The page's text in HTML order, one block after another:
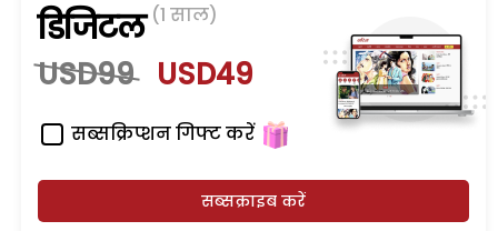
डिजिटल (1 साल)
USD99 USD49
सब्सक्रिप्शन गिफ्ट करें
सब्सक्राइब करें